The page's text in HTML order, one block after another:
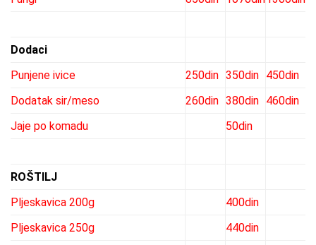
Dodaci
Punjene ivice
250din 350din 450din
Dodatak sir/meso
260din 380din 460din
Jaje po komadu
50din
ROŠTILJ
Pljeskavica 200g
400din
Pljeskavica 250g
440din